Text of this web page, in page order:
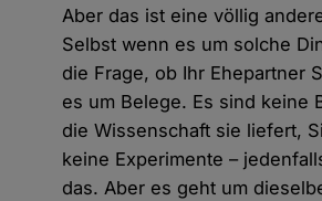
Aber das ist eine völlig
Selbst wenn es um solche
die Frage, ob Ihr Ehepartner
es um Belege. Es sind keine
die Wissenschaft sie liefert,
keine Experimente –
das. Aber es geht um